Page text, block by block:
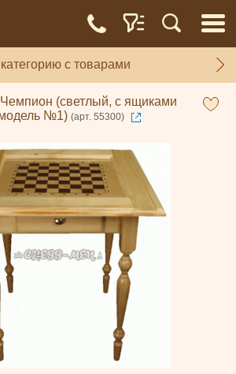
с товарами
(светлый, с ящиками
№1) (арт. 55300)